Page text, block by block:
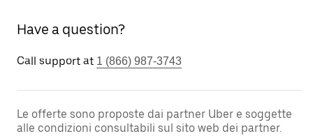
Have a question?
Call support at 1 (866) 987-3743
Le offerte sono proposte dai partner Uber e soggette
alle condizioni consultabili sul sito web dei partner.